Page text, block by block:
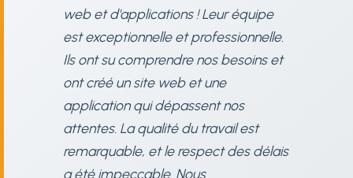
web et d'applications ! Leur équipe
est exceptionnelle et professionnelle.
Ils ont su comprendre nos besoins et
ont créé un site web et une
application qui dépassent nos
attentes. La qualité du travail est
remarquable, et le respect des délais
a été impeccable. Nous